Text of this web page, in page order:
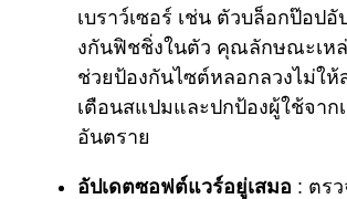
เบราว์เซอร์ เช่น ตัวบล็อกป๊อป
งกันฟิชชิ่งในตัว คุณลักษณะเห
ช่วยป้องกันไซต์หลอกลวงไม่ให้
เตือนสแปมและปกป้องผู้ใช้จาก
อันตราย
อัปเดตซอฟต์แวร์อยู่เสมอ : ตร